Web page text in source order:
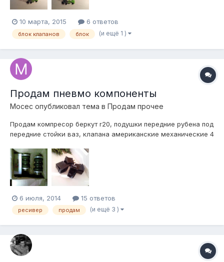
10 марта, 2015 6 ответов
блок клапанов блок (и ещё 1 )
Продам пневмо компоненты
Мосес опубликовал тема в Продам прочее
Продам компресор беркут r20, подушки передние рубена под
передние стойки ваз, клапана американские механические 4
отправлю хоть куда! продаю за недорого! тел:89224175644
6 июля, 2014 15 ответов
ресивер продам (и ещё 3 )